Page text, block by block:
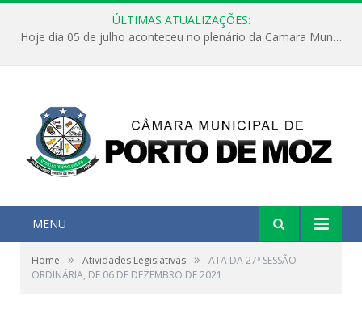
ÚLTIMAS ATUALIZAÇÕES:
Hoje dia 05 de julho aconteceu no plenário da Camara Municipal de Porto de Moz a Sessão Solene de Abertura dos Trabalhos Legislativos 2º Período da 23ª Legislatura
MENU
Home » Atividades Legislativas »
ATA DA 27ª SESSÃO
ORDINÁRIA, DE 06 DE DEZEMBRO DE 2021